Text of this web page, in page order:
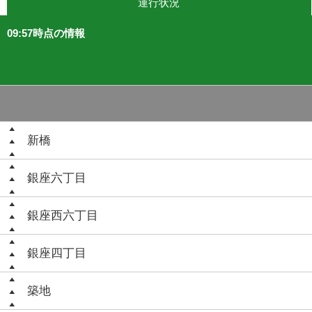
運行状況
09:57時点の情報
新橋
銀座六丁目
銀座西六丁目
銀座四丁目
築地